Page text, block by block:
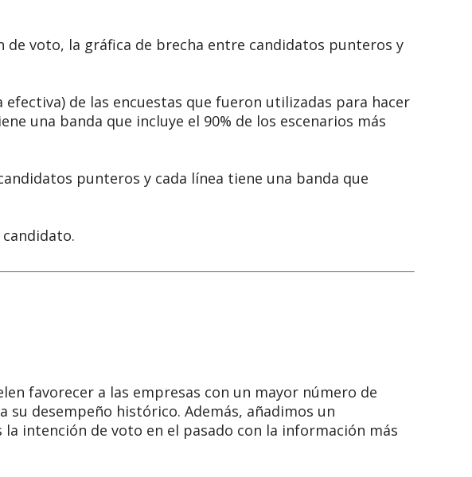
de voto, la gráfica de brecha entre candidatos punteros y
de las encuestas que fueron utilizadas para hacer
una banda que incluye el 90% de los escenarios más
punteros y cada línea tiene una banda que
favorecer a las empresas con un mayor número de
desempeño histórico. Además, añadimos un
intención de voto en el pasado con la información más